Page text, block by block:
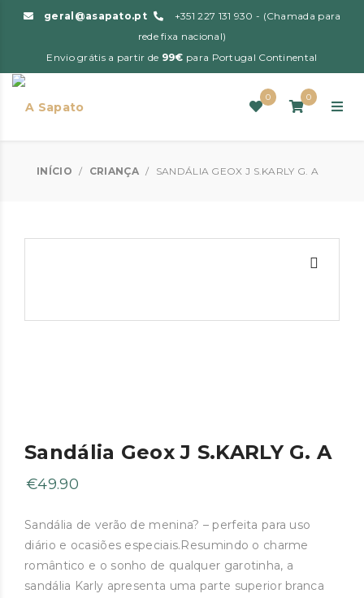
geral@asapato.pt
+351 227 131 930 - (Chamada para
rede fixa nacional)
Envio grátis a partir de 99€ para Portugal Continental
0 0
INÍCIO / CRIANÇA / SANDÁLIA GEOX J S.KARLY G. A
Sandália Geox J S.KARLY G. A
€49.90
Sandália de verão de menina? – perfeita para uso
diário e ocasiões especiais.Resumindo o charme
romântico e o sonho de qualquer garotinha, a
sandália Karly apresenta uma parte superior branca